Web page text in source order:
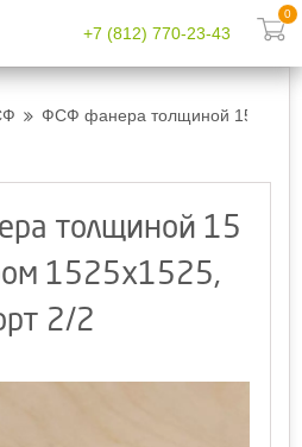
+7 (812) 770-23-43
0
ФСФ фанера толщиной 15 мм
толщиной 15
1525x1525,
2/2